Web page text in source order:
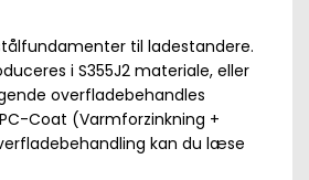
til ladestandere.
i S355J2 materiale, eller
overfladebehandles
Coat (Varmforzinkning +
kan du læse